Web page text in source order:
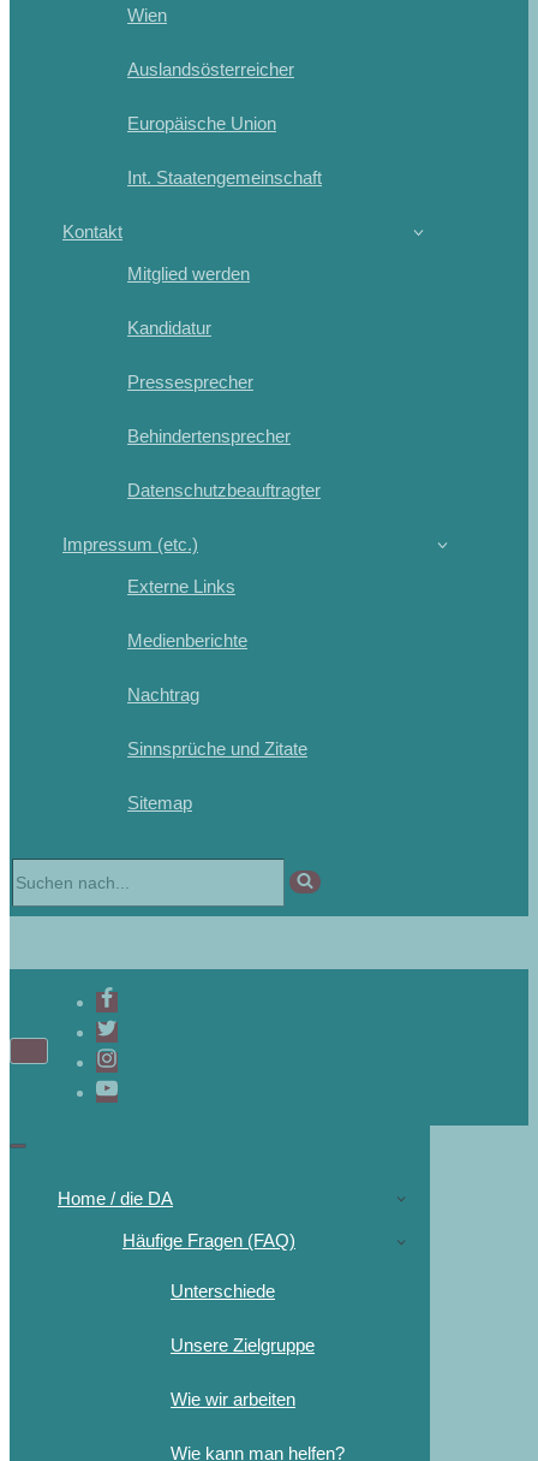
Wien
Auslandsösterreicher
Europäische Union
Int. Staatengemeinschaft
Kontakt
Mitglied werden
Kandidatur
Pressesprecher
Behindertensprecher
Datenschutzbeauftragter
Impressum (etc.)
Externe Links
Medienberichte
Nachtrag
Sinnsprüche und Zitate
Sitemap
Home / die DA
Häufige Fragen (FAQ)
Unterschiede
Unsere Zielgruppe
Wie wir arbeiten
Wie kann man helfen?